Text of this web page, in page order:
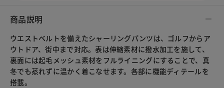
商品説明
ウエストベルトを備えたシャーリングパンツは、ゴルフからア
ウトドア、街中まで対応。表は伸縮素材に撥水加工を施して、
裏面には起毛メッシュ素材をフルライニングにすることで、真
冬でも蒸れずに温かく着こなせます。各部に機能ディテールを
搭載。